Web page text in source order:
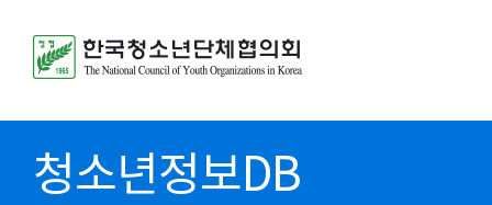
청소년정보DB